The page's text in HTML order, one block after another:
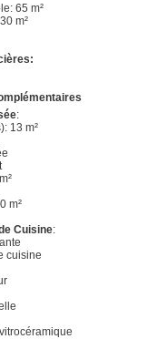
65 m²
m²
:
13 m²
m²
Cuisine:
cuisine